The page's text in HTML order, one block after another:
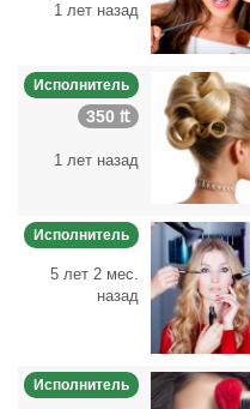
1 лет назад
Исполнитель
350 ₶
1 лет назад
Исполнитель
5 лет 2 мес.
назад
Исполнитель